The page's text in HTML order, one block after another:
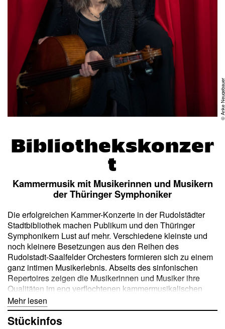
© Anke
Bibliothekskonzer
t
Kammermusik mit Musikerinnen und Musikern
der Thüringer Symphoniker
Die erfolgreichen Kammer-Konzerte in der Rudolstädter
Stadtbibliothek machen Publikum und den Thüringer
Symphonikern Lust auf mehr. Verschiedene kleinste und
noch kleinere Besetzungen aus den Reihen des
Rudolstadt-Saalfelder Orchesters formieren sich zu einem
ganz intimen Musikerlebnis. Abseits des sinfonischen
Repertoires zeigen die Musikerinnen und Musiker ihre
Qualitäten im eng verflochtenen kammermusikalischen
Zusammenspiel. Wie bei keinem anderen Format sonst in
der Musik ist eine enge, spielerische Kommunikation
untereinander der Schlüssel für gelungene Kammermusik.
Mehr lesen
Stückinfos